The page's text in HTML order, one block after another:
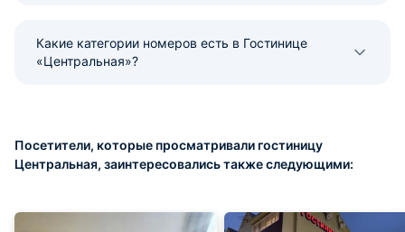
Какие категории номеров есть в Гостинице
«Центральная»?
Посетители, которые просматривали гостиницу
Центральная, заинтересовались также следующими: